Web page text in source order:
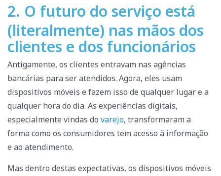
2. O futuro do serviço está
(literalmente) nas mãos dos
clientes e dos funcionários
Antigamente, os clientes entravam nas agências
bancárias para ser atendidos. Agora, eles usam
dispositivos móveis e fazem isso de qualquer lugar e a
qualquer hora do dia. As experiências digitais,
especialmente vindas do varejo, transformaram a
forma como os consumidores tem acesso à informação
e ao atendimento.
Mas dentro destas expectativas, os dispositivos móveis